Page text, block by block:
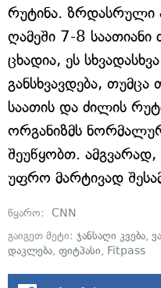
რუტინა. ზრდასრული
ღამეში 7-8
ცხადია, ეს
განსხვავდება,
საათის და ძილის
ორგანიზმს
შეუწყობთ. ამგვარად,
უფრო მარტივად
წყარო: CNN
გაიგეთ მეტი: ჯანსაღი კვება,
დაკლება, ფიტპასი, Fitpass